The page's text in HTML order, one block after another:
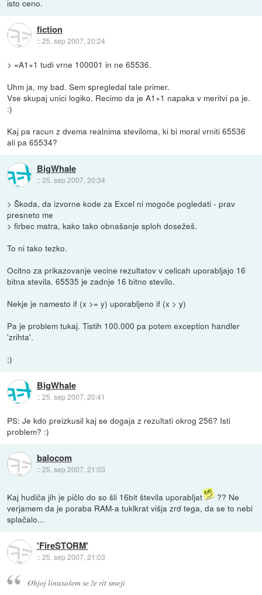
isto ceno.
fiction
::25. sep 2007, 20:24
> =A1+1 tudi vrne 100001 in ne 65536.
Uhm ja, my bad. Sem spregledal tale primer.
Vse skupaj unici logiko. Recimo da je A1+1 napaka v meritvi pa je.
:)
Kaj pa racun z dvema realnima steviloma, ki bi moral vrniti 65536
ali pa 65534?
BigWhale
::25. sep 2007, 20:34
> Škoda, da izvorne kode za Excel ni mogoče pogledati - prav
presneto me
> firbec matra, kako tako obnašanje sploh dosežeš.
To ni tako tezko.
Ocitno za prikazovanje vecine rezultatov v celicah uporabljajo 16
bitna stevila. 65535 je zadnje 16 bitno stevilo.
Nekje je namesto if (x >= y) uporabljeno if (x > y)
Pa je problem tukaj. Tistih 100.000 pa potem exception handler
'zrihta'.
;)
BigWhale
::25. sep 2007, 20:41
PS: Je kdo preizkusil kaj se dogaja z rezultati okrog 256? Isti
problem? :)
balocom
::25. sep 2007, 21:03
Kaj hudiča jih je pičlo do so šli 16bit števila uporabljat
?? Ne
verjamem da je poraba RAM-a tuklkrat višja zrd tega, da se to nebi
splačalo...
'FireSTORM'
::25. sep 2007, 21:03
Ohjoj linuxašem se že rit smeji